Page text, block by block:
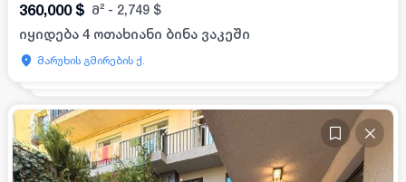
360,000 $ მ² - 2,749 $
იყიდება 4 ოთახიანი ბინა ვაკეში
მარუხის გმირების ქ.